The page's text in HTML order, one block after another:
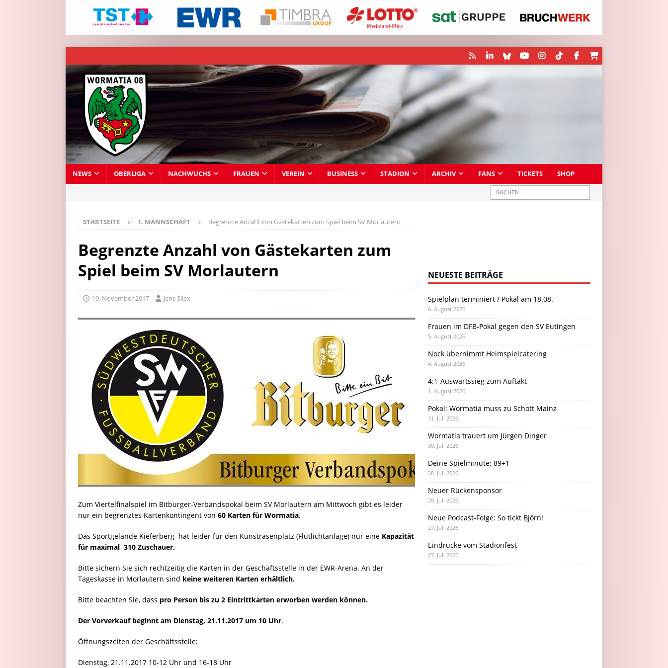
NEWS OBERLIGA NACHWUCHS FRAUEN VEREIN BUSINESS STADION ARCHIV FANS TICKETS SHOP
STARTSEITE 1. MANNSCHAFT Begrenzte Anzahl von Gästekarten zum Spiel beim SV Morlautern
Begrenzte Anzahl von Gästekarten zum
Spiel beim SV Morlautern
19. November 2017 Jens Silex
Zum Viertelfinalspiel im Bitburger-Verbandspokal beim SV Morlautern am Mittwoch gibt es leider
nur ein begrenztes Kartenkontingent von 60 Karten für Wormatia.
Das Sportgelände Kieferberg hat leider für den Kunstrasenplatz (Flutlichtanlage) nur eine Kapazität
für maximal 310 Zuschauer.
Bitte sichern Sie sich rechtzeitig die Karten in der Geschäftsstelle in der EWR-Arena. An der
Tageskasse in Morlautern sind keine weiteren Karten erhältlich.
Bitte beachten Sie, dass pro Person bis zu 2 Eintrittkarten erworben werden können.
Der Vorverkauf beginnt am Dienstag, 21.11.2017 um 10 Uhr.
Öffnungszeiten der Geschäftsstelle:
Dienstag, 21.11.2017 10-12 Uhr und 16-18 Uhr
NEUESTE BEITRÄGE
Spielplan terminiert / Pokal am 18.08.
6. August 2026
Frauen im DFB-Pokal gegen den SV Eutingen
5. August 2026
Nock übernimmt Heimspielcatering
4. August 2026
4:1-Auswärtssieg zum Auftakt
1. August 2026
Pokal: Wormatia muss zu Schott Mainz
31. Juli 2026
Wormatia trauert um Jürgen Dinger
30. Juli 2026
Deine Spielminute: 89+1
28. Juli 2026
Neuer Rückensponsor
28. Juli 2026
Neue Podcast-Folge: So tickt Björn!
27. Juli 2026
Eindrücke vom Stadionfest
27. Juli 2026